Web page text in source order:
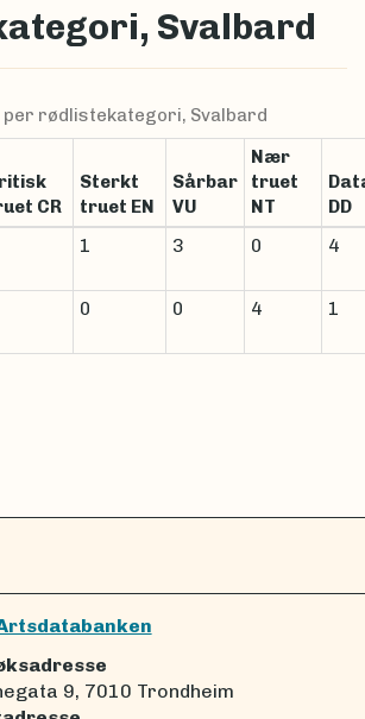
Svalbard
rødlistekategori, Svalbard
CR
Sterkt
truet EN
Sårbar
VU
Nær
truet
NT
DD
1 3 0 4
0 0 4 1
9, 7010 Trondheim